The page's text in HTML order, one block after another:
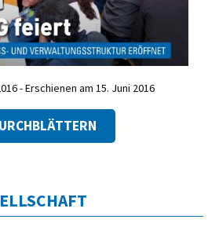
- Erschienen am 15. Juni 2016